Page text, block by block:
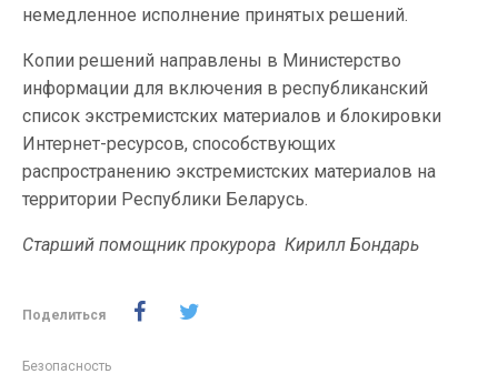
немедленное исполнение принятых решений.
Копии решений направлены в Министерство
информации для включения в республиканский
список экстремистских материалов и блокировки
Интернет-ресурсов, способствующих
распространению экстремистских материалов на
территории Республики Беларусь.
Старший помощник прокурора Кирилл Бондарь
Поделиться
Безопасность